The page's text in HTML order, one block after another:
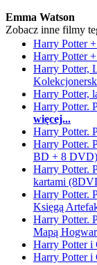
Emma Watson
Zobacz inne filmy
Harry Potter
Harry Potter
Harry Potter,
Harry Potter,
Harry Potter.
więcej...
Harry Potter.
Harry Potter.
BD + 8 DVD)
Harry Potter.
kartami
Harry Potter.
Księgą
Harry Potter.
Mapą
Harry Potter i
Harry Potter i